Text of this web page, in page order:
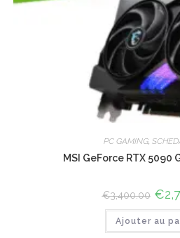
PC GAMING,
MSI GeForce RTX 5090
€3,400.00 Le
prix
initial
était :
€
Ajouter au